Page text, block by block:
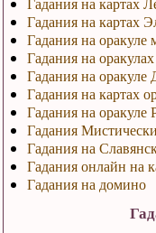
Гадания на картах
Гадания на
Гадания на
Гадания на
Гадания на картах
Гадания на оракуле
Гадания
Гадания на
Гадания онлайн на
Гадания на домино